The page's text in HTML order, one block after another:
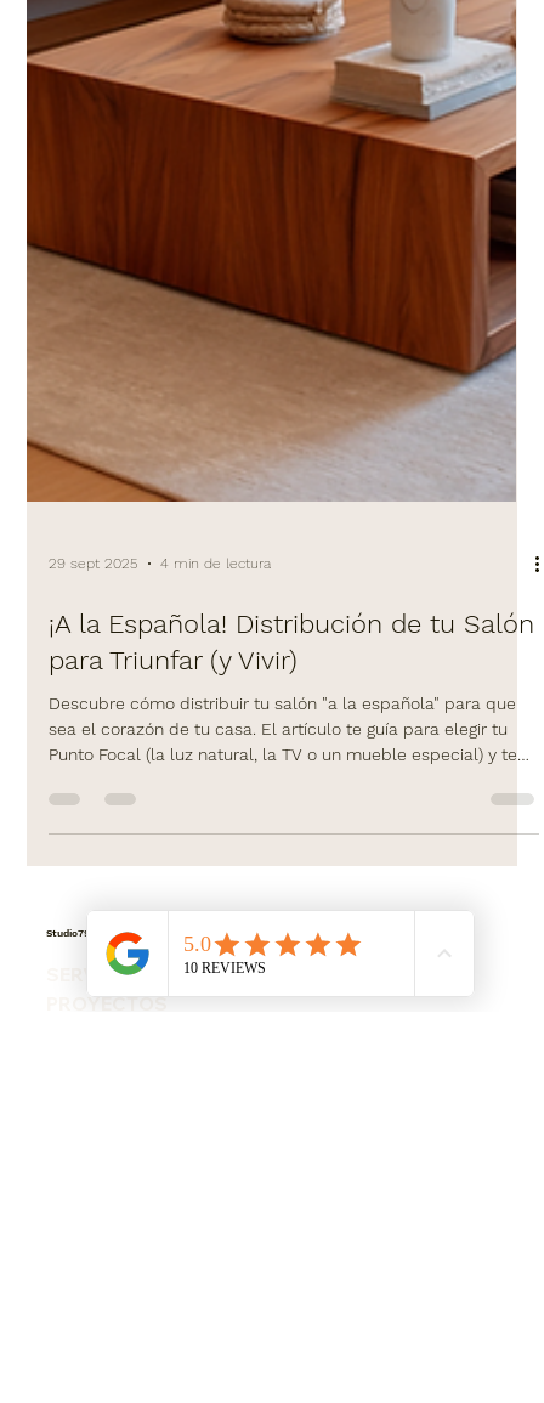
29 sept 2025 4 min de lectura
¡A la Española! Distribución de tu Salón
para Triunfar (y Vivir)
Descubre cómo distribuir tu salón "a la española" para que
Punto Focal (la luz natural, la TV o un mueble especial) y te
separar ambientes en salones-comedor y trucos para
aprovechar a